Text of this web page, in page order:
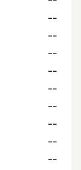
--
--
--
--
--
--
--
--
--